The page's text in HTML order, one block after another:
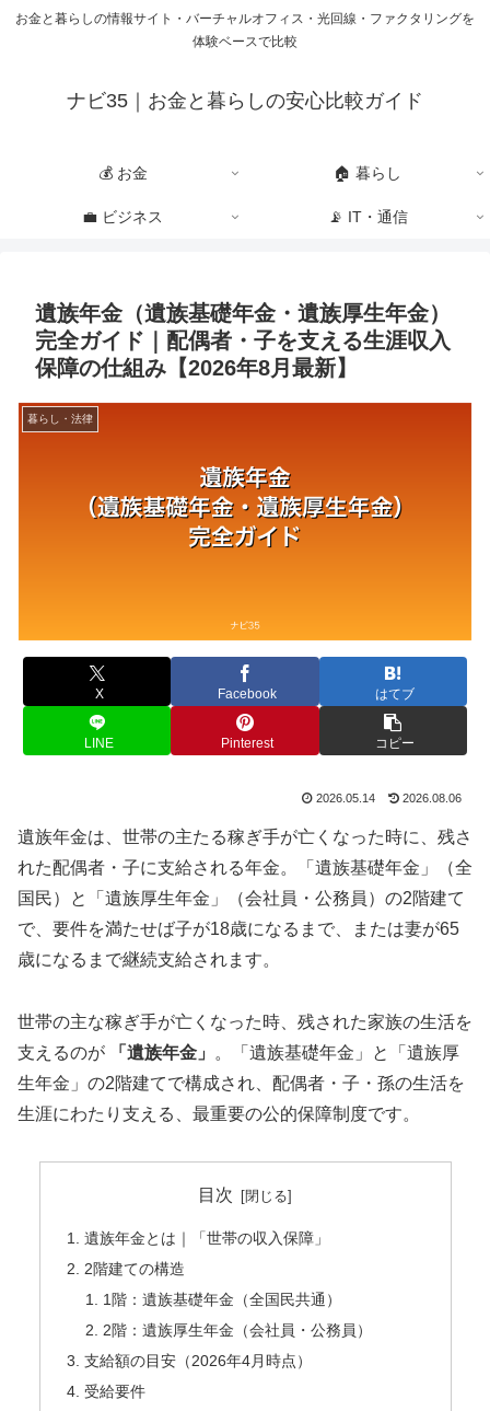
お金と暮らしの情報サイト・バーチャルオフィス・光回線・ファクタリングを
体験ベースで比較
ナビ35｜お金と暮らしの安心比較ガイド
💰 お金 🏠 暮らし
💼 ビジネス 📡 IT・通信
遺族年金（遺族基礎年金・遺族厚生年金）
完全ガイド｜配偶者・子を支える生涯収入
保障の仕組み【2026年8月最新】
暮らし・法律
X Facebook はてブ
LINE Pinterest コピー
2026.05.14 2026.08.06
遺族年金は、世帯の主たる稼ぎ手が亡くなった時に、残さ
れた配偶者・子に支給される年金。「遺族基礎年金」（全
国民）と「遺族厚生年金」（会社員・公務員）の2階建て
で、要件を満たせば子が18歳になるまで、または妻が65
歳になるまで継続支給されます。
世帯の主な稼ぎ手が亡くなった時、残された家族の生活を
支えるのが
「遺族年金」
。「遺族基礎年金」と「遺族厚
生年金」の2階建てで構成され、配偶者・子・孫の生活を
生涯にわたり支える、最重要の公的保障制度です。
目次
遺族年金とは｜「世帯の収入保障」
2階建ての構造
1階：遺族基礎年金（全国民共通）
2階：遺族厚生年金（会社員・公務員）
支給額の目安（2026年4月時点）
受給要件